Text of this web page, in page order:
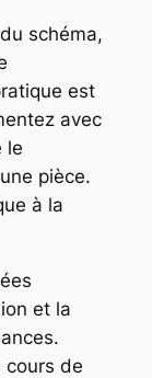
schéma,
est
avec
le
pièce.
à la
et la
cours de